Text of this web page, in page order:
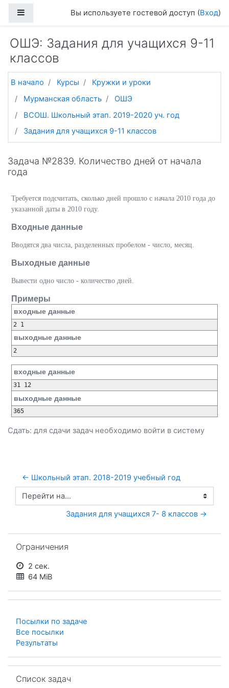
Боковая панельВы используете гостевой доступ (Вход)
ОШЭ: Задания для учащихся 9-11
классов
В начало Курсы
Кружки и уроки
Мурманская область
ОШЭ
ВСОШ. Школьный этап. 2019-2020 уч. год
Задания для учащихся 9-11 классов
Задача №2839. Количество дней от начала
года
Требуется подсчитать, сколько дней прошло с начала 2010 года до
указанной даты в 2010 году.
Входные данные
Вводятся два числа, разделенных пробелом - число, месяц.
Выходные данные
Вывести одно число - количество дней.
Примеры
входные данные
выходные данные
входные данные
выходные данные
Сдать: для сдачи задач необходимо войти в систему
← Школьный этап. 2018-2019 учебный год
Перейти на...
Задания для учащихся 7- 8 классов →
Ограничения
2 сек.
64 MiB
Посылки по задаче
Все посылки
Результаты
Список задач